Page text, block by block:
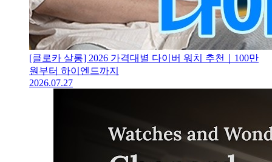
[클로카 살롱] 2026 가격대별 다이버 워치 추천｜100만
원부터 하이엔드까지
2026.07.27